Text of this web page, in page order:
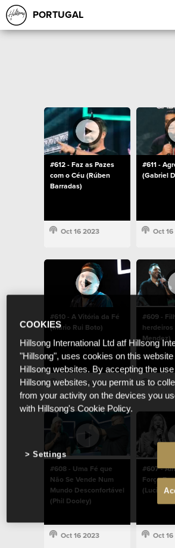
PORTUGAL
#612 - Faz as Pazes
com o Céu (Rúben
Barradas)
Oct 16 2023
#611 -
(Gabriel
Oct
#610 - A Vitória da Fé
(Mário Rui Boto)
Oct 16 2023
#609 -
herdeiros
Mendez)
Oct
#608 - Uma Fé que
Não Se Vende Num
Mundo Desconfortável
(Phil Dooley)
Oct 16 2023
#607 -
Força
(Lucinda
Oct
COOKIES
Hillsong International Ltd atf Hillsong
"Hillsong", uses cookies on this
Hillsong websites. By accepting the
Hillsong websites, you permit us to
from your activity on the devices you
with Hillsong's Cookie Policy.
Settings